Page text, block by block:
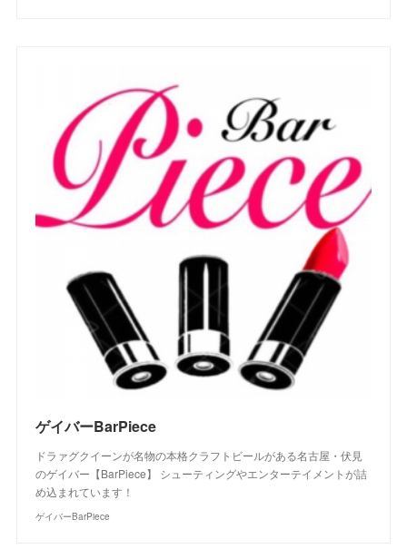
ゲイバーBarPiece
ドラァグクイーンが名物の本格クラフトビールがある名古屋・伏見
のゲイバー【BarPiece】 シューティングやエンターテイメントが詰
め込まれています！
ゲイバーBarPiece